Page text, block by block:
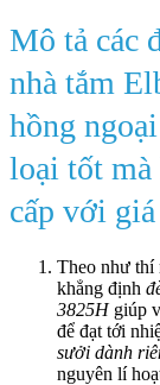
Mô tả các
nhà tắm
hồng
loại tốt
cấp với
Theo như thí
khẳng định
3825Hgiúp
để đạt tới
sưởi dành
nguyên lí